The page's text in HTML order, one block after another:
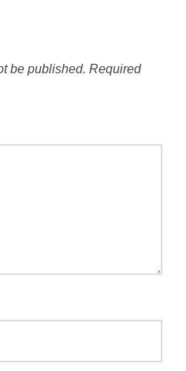
be published. Required